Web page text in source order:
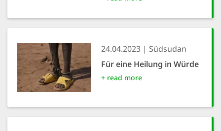
24.04.2023
Südsudan
Für eine Heilung in Würde
+ read more